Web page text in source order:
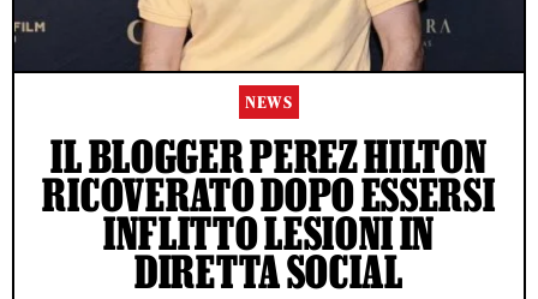
NEWS
IL BLOGGER PEREZ HILTON
RICOVERATO DOPO ESSERSI
INFLITTO LESIONI IN
DIRETTA SOCIAL